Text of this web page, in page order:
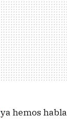
ya hemos